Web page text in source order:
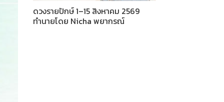
ดวงรายปักษ์ 1–15 สิงหาคม 2569
ทำนายโดย Nicha พยากรณ์